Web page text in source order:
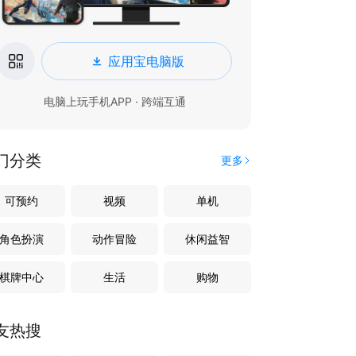
应用宝电脑版
电脑上玩手机APP · 跨端互通
分类 更多
可预约 视频 单机
角色扮演 动作冒险 休闲益智
棋牌中心 生活 购物
热搜